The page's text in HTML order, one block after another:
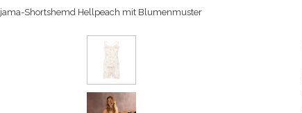
Shortshemd Hellpeach mit Blumenmuster